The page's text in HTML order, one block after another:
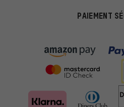
PAIEMENT